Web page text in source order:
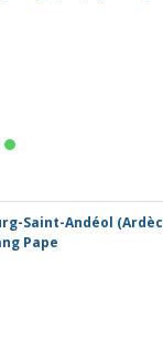
Saint-Andéol
Pape